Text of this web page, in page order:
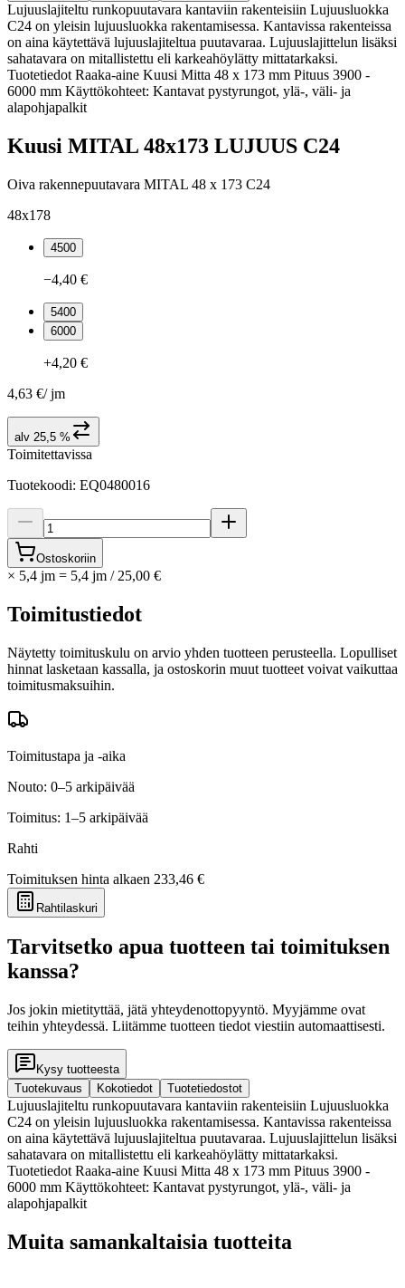
Lujuuslajiteltu runkopuutavara kantaviin rakenteisiin Lujuusluokka
C24 on yleisin lujuusluokka rakentamisessa. Kantavissa rakenteissa
on aina käytettävä lujuuslajiteltua puutavaraa. Lujuuslajittelun lisäksi
sahatavara on mitallistettu eli karkeahöylätty mittatarkaksi.
Tuotetiedot Raaka-aine Kuusi Mitta 48 x 173 mm Pituus 3900 -
6000 mm Käyttökohteet: Kantavat pystyrungot, ylä-, väli- ja
alapohjapalkit
Kuusi MITAL 48x173 LUJUUS C24
Oiva rakennepuutavara MITAL 48 x 173 C24
48x178
4500
−4,40 €
5400
6000
+4,20 €
4,63 €/ jm
alv 25,5 %
Toimitettavissa
Tuotekoodi: EQ0480016
Ostoskoriin
× 5,4 jm = 5,4 jm / 25,00 €
Toimitustiedot
Näytetty toimituskulu on arvio yhden tuotteen perusteella. Lopulliset
hinnat lasketaan kassalla, ja ostoskorin muut tuotteet voivat vaikuttaa
toimitusmaksuihin.
Toimitustapa ja -aika
Nouto: 0–5 arkipäivää
Toimitus: 1–5 arkipäivää
Rahti
Toimituksen hinta alkaen 233,46 €
Rahtilaskuri
Tarvitsetko apua tuotteen tai toimituksen
kanssa?
Jos jokin mietityttää, jätä yhteydenottopyyntö. Myyjämme ovat
teihin yhteydessä. Liitämme tuotteen tiedot viestiin automaattisesti.
Kysy tuotteesta
Tuotekuvaus
Kokotiedot Tuotetiedostot
Lujuuslajiteltu runkopuutavara kantaviin rakenteisiin Lujuusluokka
C24 on yleisin lujuusluokka rakentamisessa. Kantavissa rakenteissa
on aina käytettävä lujuuslajiteltua puutavaraa. Lujuuslajittelun lisäksi
sahatavara on mitallistettu eli karkeahöylätty mittatarkaksi.
Tuotetiedot Raaka-aine Kuusi Mitta 48 x 173 mm Pituus 3900 -
6000 mm Käyttökohteet: Kantavat pystyrungot, ylä-, väli- ja
alapohjapalkit
Muita samankaltaisia tuotteita